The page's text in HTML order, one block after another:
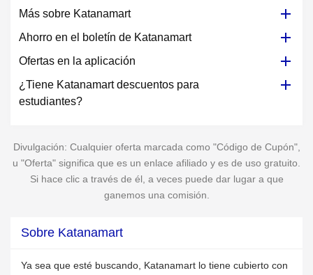
Más sobre Katanamart
Ahorro en el boletín de Katanamart
Ofertas en la aplicación
¿Tiene Katanamart descuentos para
estudiantes?
Divulgación: Cualquier oferta marcada como "Código de Cupón",
u "Oferta" significa que es un enlace afiliado y es de uso gratuito.
Si hace clic a través de él, a veces puede dar lugar a que
ganemos una comisión.
Sobre Katanamart
Ya sea que esté buscando, Katanamart lo tiene cubierto con